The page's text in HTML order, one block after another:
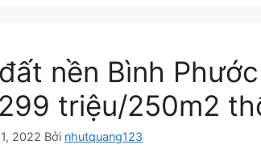
nền Bình
triệu/250m2
2022 Bởi nhutquang123